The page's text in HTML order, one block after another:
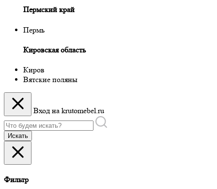
Пермский край
Пермь
Кировская область
Киров
Вятские поляны
Вход на krutomebel.ru
Фильтр